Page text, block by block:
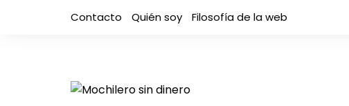
Contacto Quién soy Filosofía de la web